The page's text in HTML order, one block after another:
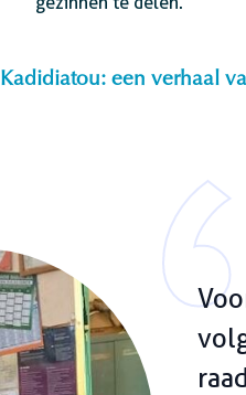
Kadidiatou: een verhaal